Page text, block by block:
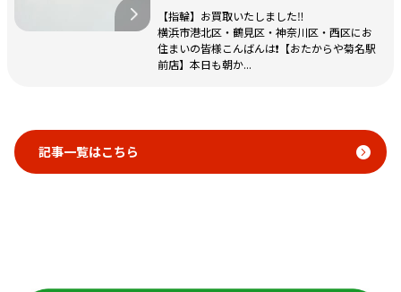
【指輪】お買取いたしました‼️
横浜市港北区・鶴見区・神奈川区・西区にお
住まいの皆様こんばんは❗️【おたからや菊名駅
前店】本日も朝か...
記事一覧はこちら